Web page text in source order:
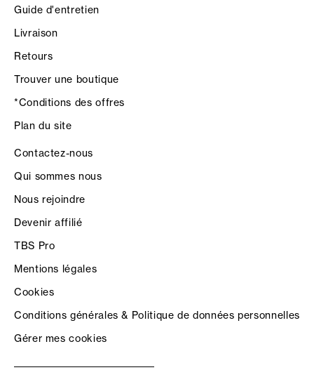
Guide d'entretien
Livraison
Retours
Trouver une boutique
*Conditions des offres
Plan du site
Contactez-nous
Qui sommes nous
Nous rejoindre
Devenir affilié
TBS Pro
Mentions légales
Cookies
Conditions générales & Politique de données personnelles
Gérer mes cookies